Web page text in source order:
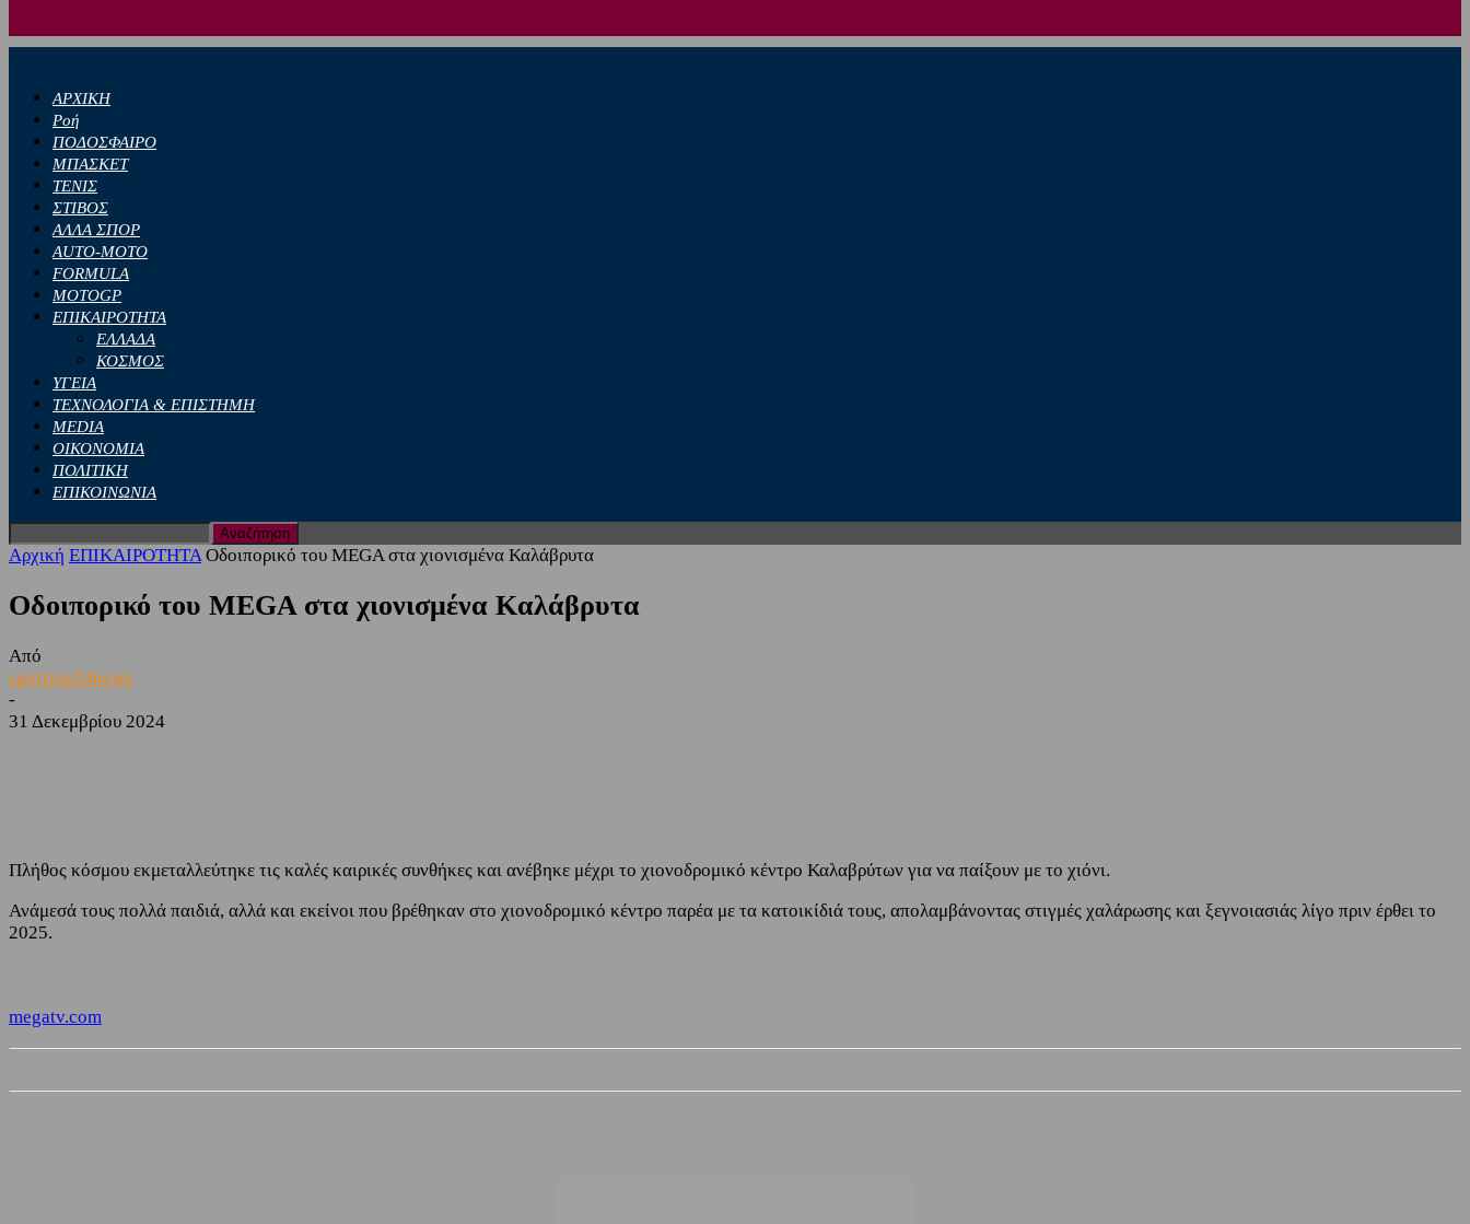
ΑΡΧΙΚΗ
Ροή
ΠΟΔΟΣΦΑΙΡΟ
ΜΠΑΣΚΕΤ
ΤΕΝΙΣ
ΣΤΙΒΟΣ
ΑΛΛΑ ΣΠΟΡ
AUTO-MOTO
FORMULA
MOTOGP
ΕΠΙΚΑΙΡΟΤΗΤΑ
ΕΛΛΑΔΑ
ΚΟΣΜΟΣ
ΥΓΕΙΑ
ΤΕΧΝΟΛΟΓΙΑ & ΕΠΙΣΤΗΜΗ
MEDIA
ΟΙΚΟΝΟΜΙΑ
ΠΟΛΙΤΙΚΗ
ΕΠΙΚΟΙΝΩΝΙΑ
Αρχική ΕΠΙΚΑΙΡΟΤΗΤΑ Οδοιπορικό του MEGA στα χιονισμένα Καλάβρυτα
Οδοιπορικό του MEGA στα χιονισμένα Καλάβρυτα
Από
sporting24news
-
31 Δεκεμβρίου 2024
Πλήθος κόσμου εκμεταλλεύτηκε τις καλές καιρικές συνθήκες και ανέβηκε μέχρι το χιονοδρομικό κέντρο Καλαβρύτων για να παίξουν με το χιόνι.
Ανάμεσά τους πολλά παιδιά, αλλά και εκείνοι που βρέθηκαν στο χιονοδρομικό κέντρο παρέα με τα κατοικίδιά τους, απολαμβάνοντας στιγμές χαλάρωσης και ξεγνοιασιάς λίγο πριν έρθει το
2025.
megatv.com